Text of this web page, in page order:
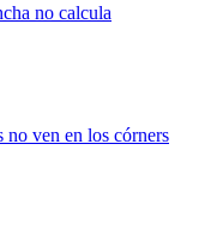
no calcula
no ven en los córners